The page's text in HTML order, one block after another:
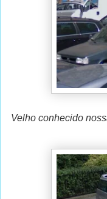
Velho conhecido